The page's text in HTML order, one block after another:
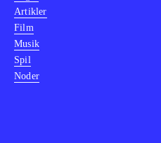
Artikler
Film
Musik
Spil
Noder